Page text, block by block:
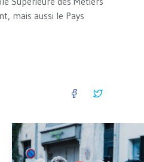
mais aussi le Pays
FACEBOOK
TWITTER